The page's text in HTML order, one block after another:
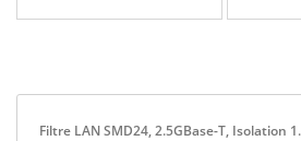
Filtre LAN SMD24, 2.5GBase-T, Isolation